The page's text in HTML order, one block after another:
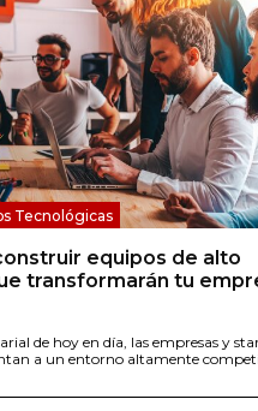
Tecnológicas
equipos de alto
transformarán tu
de hoy en día, las empresas y
a un entorno altamente